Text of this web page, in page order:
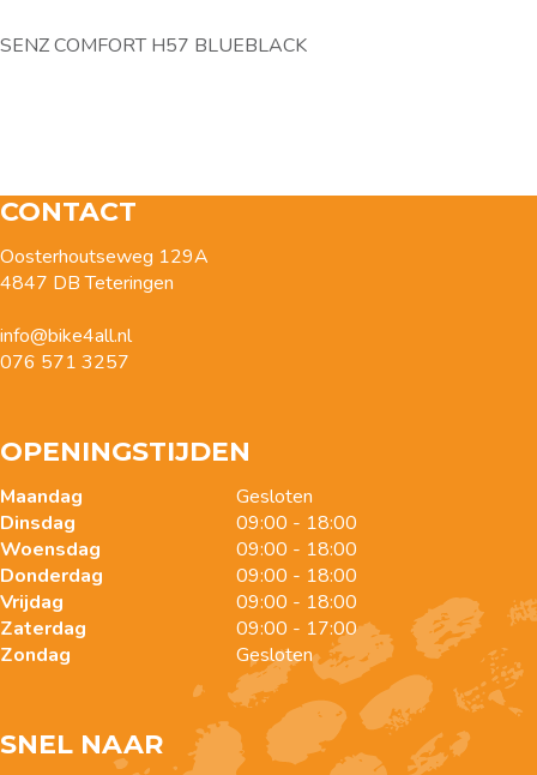
SENZ COMFORT H57 BLUEBLACK
CONTACT
Oosterhoutseweg 129A
4847 DB Teteringen
info@bike4all.nl
076 571 3257
OPENINGSTIJDEN
Maandag
Dinsdag
Woensdag
Donderdag
Vrijdag
Zaterdag
Zondag
Gesloten
09:00 - 18:00
09:00 - 18:00
09:00 - 18:00
09:00 - 18:00
09:00 - 17:00
Gesloten
SNEL NAAR